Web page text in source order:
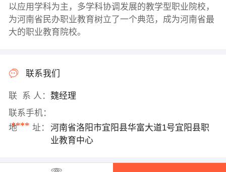
以应用学科为主，多学科协调发展的教学型职业院校，
为河南省民办职业教育树立了一个典范，成为河南省最
大的职业教育院校。
联系我们
联 系 人： 魏经理
联系手机：
****
地 址：
河南省洛阳市宜阳县华富大道1号宜阳县职
业教育中心